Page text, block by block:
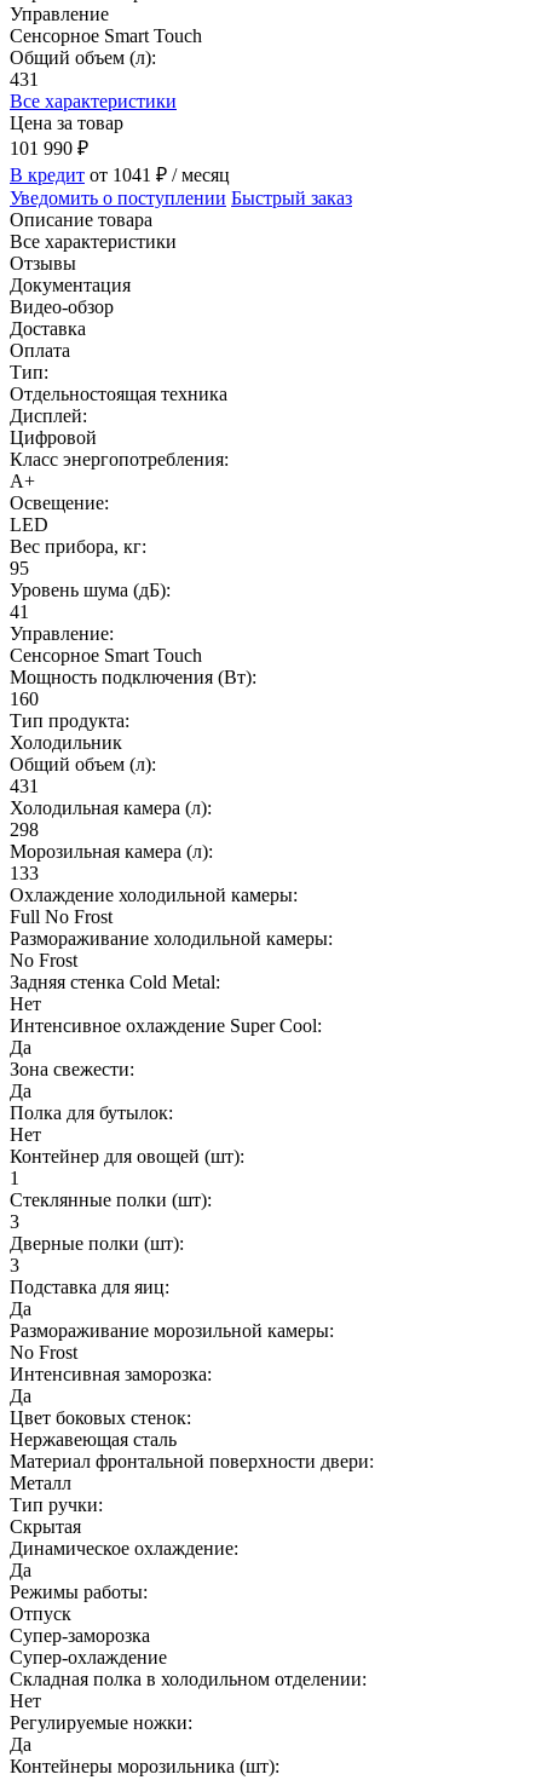
Управление
Сенсорное Smart Touch
Общий объем (л):
431
Все характеристики
Цена за товар
101 990 ₽
В кредит от 1041 ₽ / месяц
Уведомить о поступлении Быстрый заказ
Описание товара
Все характеристики
Отзывы
Документация
Видео-обзор
Доставка
Оплата
Тип:
Отдельностоящая техника
Дисплей:
Цифровой
Класс энергопотребления:
A+
Освещение:
LED
Вес прибора, кг:
95
Уровень шума (дБ):
41
Управление:
Сенсорное Smart Touch
Мощность подключения (Вт):
160
Тип продукта:
Холодильник
Общий объем (л):
431
Холодильная камера (л):
298
Морозильная камера (л):
133
Охлаждение холодильной камеры:
Full No Frost
Размораживание холодильной камеры:
No Frost
Задняя стенка Cold Metal:
Нет
Интенсивное охлаждение Super Cool:
Да
Зона свежести:
Да
Полка для бутылок:
Нет
Контейнер для овощей (шт):
1
Стеклянные полки (шт):
3
Дверные полки (шт):
3
Подставка для яиц:
Да
Размораживание морозильной камеры:
No Frost
Интенсивная заморозка:
Да
Цвет боковых стенок:
Нержавеющая сталь
Материал фронтальной поверхности двери:
Металл
Тип ручки:
Скрытая
Динамическое охлаждение:
Да
Режимы работы:
Отпуск
Супер-заморозка
Супер-охлаждение
Складная полка в холодильном отделении:
Нет
Регулируемые ножки:
Да
Контейнеры морозильника (шт):